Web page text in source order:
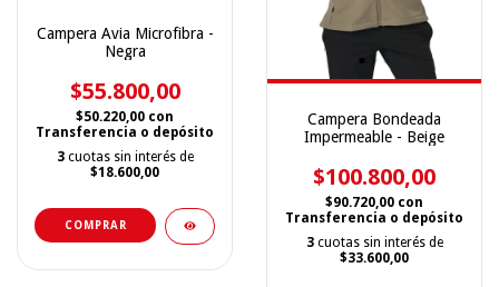
Campera Avia Microfibra -
Negra
$55.800,00
$50.220,00 con
Transferencia o depósito
3 cuotas sin interés de
$18.600,00
COMPRAR
Campera Bondeada
Impermeable - Beige
$100.800,00
$90.720,00 con
Transferencia o depósito
3 cuotas sin interés de
$33.600,00